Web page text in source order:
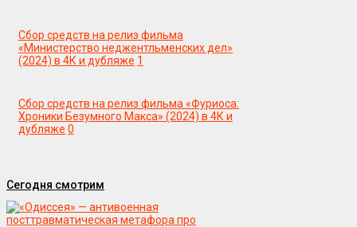
Сбор средств на релиз фильма
«Министерство неджентльменских дел»
(2024) в 4К и дубляже 1
Сбор средств на релиз фильма «Фуриоса:
Хроники Безумного Макса» (2024) в 4К и
дубляже 0
Сегодня смотрим